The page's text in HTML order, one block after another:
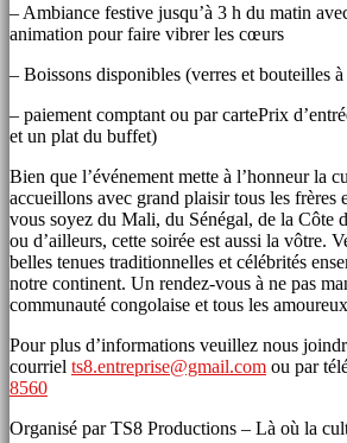
– Ambiance festive jusqu’à 3 h du matin
animation pour faire vibrer les cœurs
– Boissons disponibles (verres et bouteilles
– paiement comptant ou par cartePrix
et un plat du buffet)
Bien que l’événement mette à l’honneur la
accueillons avec grand plaisir tous les
vous soyez du Mali, du Sénégal, de la Côte
ou d’ailleurs, cette soirée est aussi la vôtre.
belles tenues traditionnelles et célébrités
notre continent. Un rendez-vous à ne pas
communauté congolaise et tous les
Pour plus d’informations veuillez nous
courriel ts8.entreprise@gmail.com ou par
8560
Organisé par TS8 Productions – Là où la